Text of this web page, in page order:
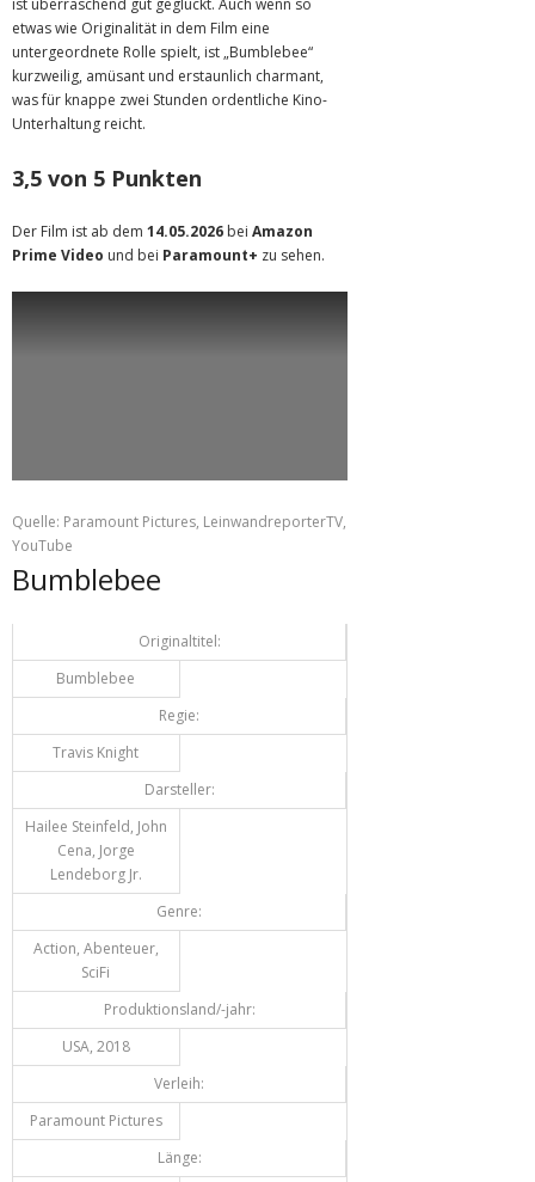
ist überraschend gut geglückt. Auch wenn so
etwas wie Originalität in dem Film eine
untergeordnete Rolle spielt, ist „Bumblebee“
kurzweilig, amüsant und erstaunlich charmant,
was für knappe zwei Stunden ordentliche Kino-
Unterhaltung reicht.
3,5 von 5 Punkten
Der Film ist ab dem 14.05.2026 bei Amazon
Prime Video und bei Paramount+ zu sehen.
Quelle: Paramount Pictures, LeinwandreporterTV,
YouTube
Bumblebee
Originaltitel:
Bumblebee
Regie:
Travis Knight
Darsteller:
Hailee Steinfeld, John
Cena, Jorge
Lendeborg Jr.
Genre:
Action, Abenteuer,
SciFi
Produktionsland/-jahr:
USA, 2018
Verleih:
Paramount Pictures
Länge: